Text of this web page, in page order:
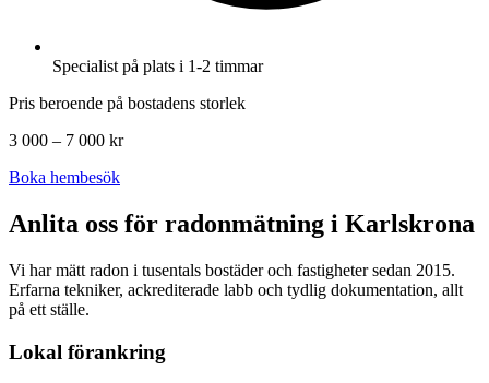
Specialist på plats i 1-2 timmar
Pris beroende på bostadens storlek
3 000 – 7 000 kr
Boka hembesök
Anlita oss för radonmätning i Karlskrona
Vi har mätt radon i tusentals bostäder och fastigheter sedan 2015.
Erfarna tekniker, ackrediterade labb och tydlig dokumentation, allt
på ett ställe.
Lokal förankring